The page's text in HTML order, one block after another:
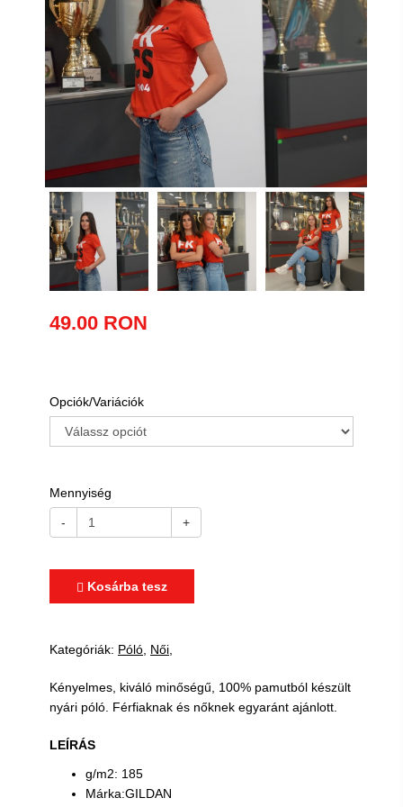
49.00 RON
Opciók/Variációk
Mennyiség
- +
Kosárba tesz
Kategóriák: Póló Női
Kényelmes, kiváló minőségű, 100% pamutból készült
nyári póló. Férfiaknak és nőknek egyaránt ajánlott.
LEÍRÁS
g/m2: 185
Márka:GILDAN